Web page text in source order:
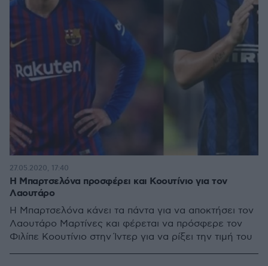
Η Μπαρτσελόνα προσφέρει και Κοουτίνιο για τον
Λαουτάρο
Η Μπαρτσελόνα κάνει τα πάντα για να αποκτήσει τον
Λαουτάρο Μαρτίνες και φέρεται να πρόσφερε τον
Φιλίπε Κοουτίνιο στην Ίντερ για να ρίξει την τιμή του
27.05.2020, 17:40